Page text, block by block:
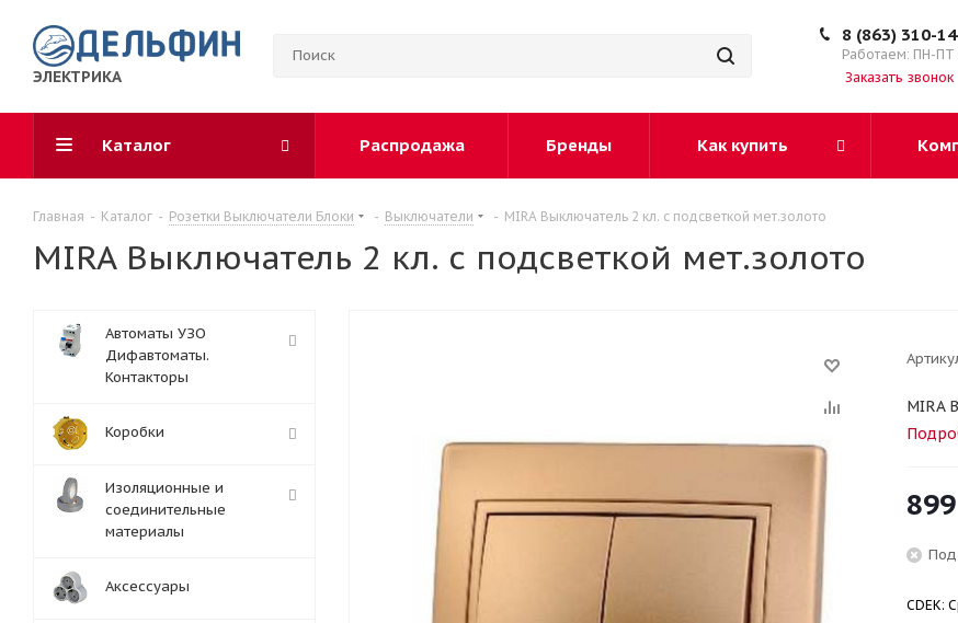
ЭЛЕКТРИКА
8 (863) 310-
Работаем: ПН-ПТ
Заказать звонок
Каталог Распродажа Бренды Как купить
Главная - Каталог - Розетки Выключатели Блоки - Выключатели - MIRA Выключатель 2 кл. с подсветкой мет.золото
MIRA Выключатель 2 кл. с подсветкой мет.золото
MIRA
899
Под
CDEK:
Автоматы УЗО
Дифавтоматы.
Контакторы
Коробки
Изоляционные и
соединительные
материалы
Аксессуары